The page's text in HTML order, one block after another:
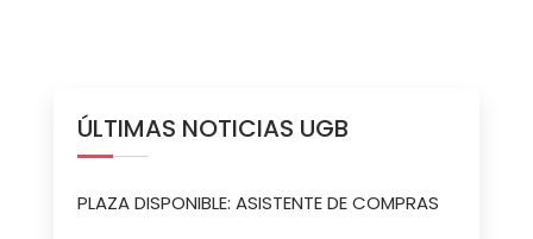
ÚLTIMAS NOTICIAS UGB
PLAZA DISPONIBLE: ASISTENTE DE COMPRAS